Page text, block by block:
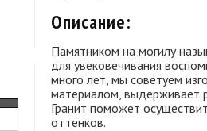
Описание:
Памятником на могилу
для увековечивания
много лет, мы советуем
материалом, выдерживает
Гранит поможет
оттенков.